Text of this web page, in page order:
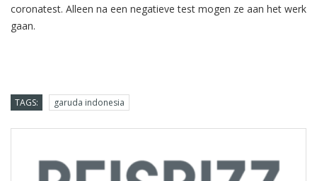
coronatest. Alleen na een negatieve test mogen ze aan het werk
gaan.
TAGS: garuda indonesia